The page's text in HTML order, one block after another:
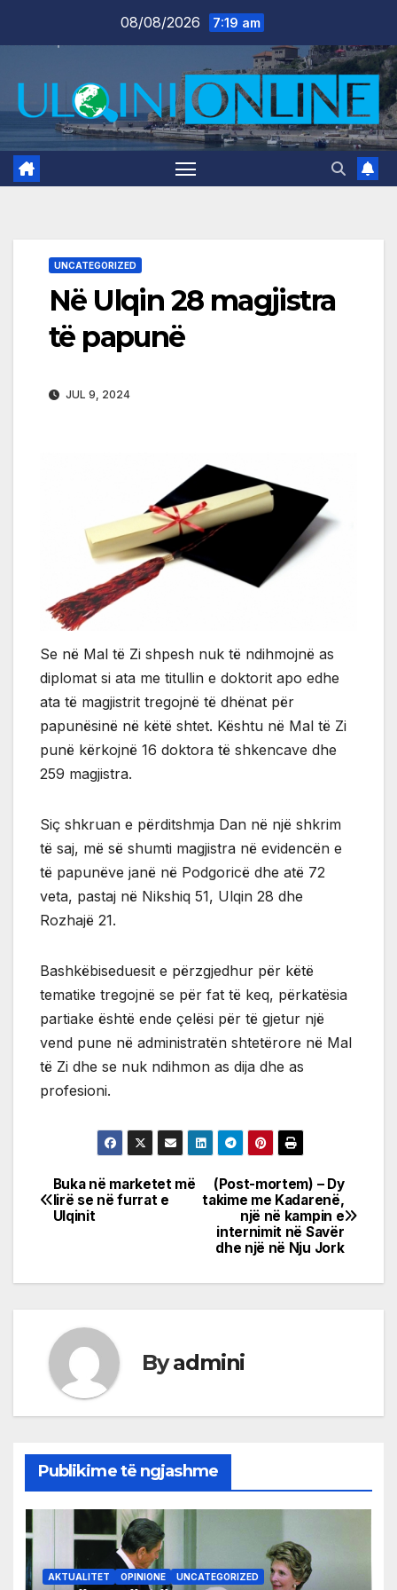
08/08/2026 7:19 am
UNCATEGORIZED
Në Ulqin 28 magjistra
të papunë
JUL 9, 2024
Se në Mal të Zi shpesh nuk të ndihmojnë as
diplomat si ata me titullin e doktorit apo edhe
ata të magjistrit tregojnë të dhënat për
papunësinë në këtë shtet. Kështu në Mal të Zi
punë kërkojnë 16 doktora të shkencave dhe
259 magjistra.
Siç shkruan e përditshmja Dan në një shkrim
të saj, më së shumti magjistra në evidencën e
të papunëve janë në Podgoricë dhe atë 72
veta, pastaj në Nikshiq 51, Ulqin 28 dhe
Rozhajë 21.
Bashkëbiseduesit e përzgjedhur për këtë
tematike tregojnë se për fat të keq, përkatësia
partiake është ende çelësi për të gjetur një
vend pune në administratën shtetërore në Mal
të Zi dhe se nuk ndihmon as dija dhe as
profesioni.
Post
navigation
(Post-mortem) – Dy
takime me Kadarenë,
një në kampin e
internimit në Savër
dhe një në Nju Jork
Buka në marketet më
lirë se në furrat e
Ulqinit
Byadmini
Publikime të ngjashme
AKTUALITET OPINIONE UNCATEGORIZED